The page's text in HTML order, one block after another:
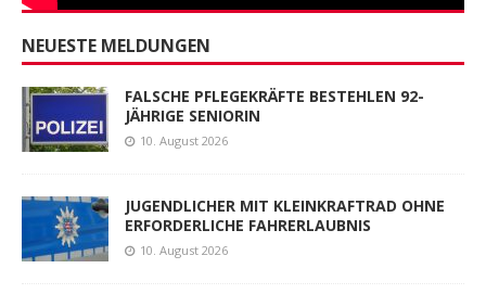
NEUESTE MELDUNGEN
FALSCHE PFLEGEKRÄFTE BESTEHLEN 92-
JÄHRIGE SENIORIN
10. August 2026
JUGENDLICHER MIT KLEINKRAFTRAD OHNE
ERFORDERLICHE FAHRERLAUBNIS
10. August 2026